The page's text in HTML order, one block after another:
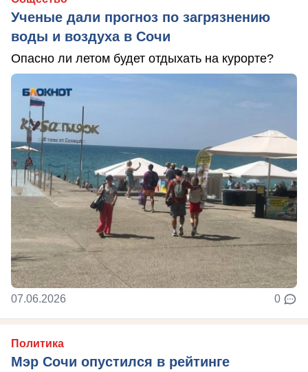
Ученые дали прогноз по загрязнению
воды и воздуха в Сочи
Опасно ли летом будет отдыхать на курорте?
07.06.2026 0
Политика
Мэр Сочи опустился в рейтинге